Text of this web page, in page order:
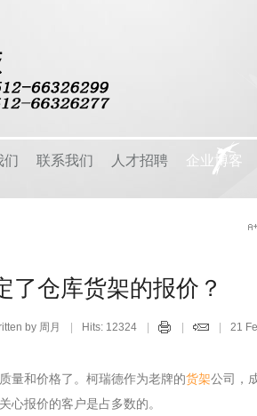
们
介
联系我们 人才招聘 企业博客
早安物语
物流知识
了仓库货架的报价？
by 周月 Hits: 12324 21
量和价格了。柯瑞德作为老牌的货架公司，
心报价的客户是占多数的。
orRegister